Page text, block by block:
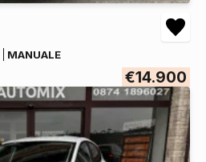
MANUALE
€14.900